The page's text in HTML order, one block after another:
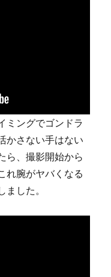
ミングでゴンドラ
かさない手はない
ら、撮影開始から
れ腕がヤバくなる
した。